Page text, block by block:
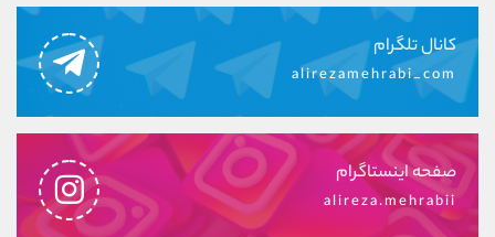
کانال تلگرام
alirezamehrabi_com
صفحه اینستاگرام
alireza.mehrabii